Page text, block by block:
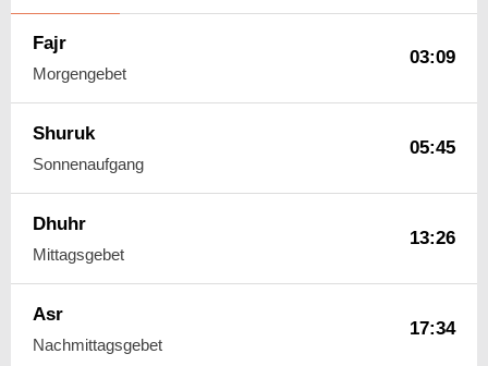
Fajr
Morgengebet
03:09
Shuruk
Sonnenaufgang
05:45
Dhuhr
Mittagsgebet
13:26
Asr
Nachmittagsgebet
17:34